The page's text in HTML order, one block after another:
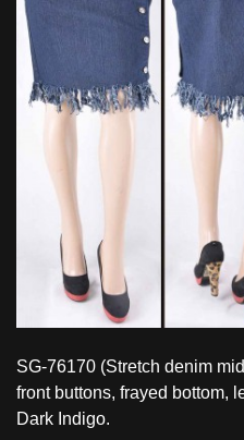
SG-76170 (Stretch denim
front buttons, frayed bottom,
Dark Indigo.